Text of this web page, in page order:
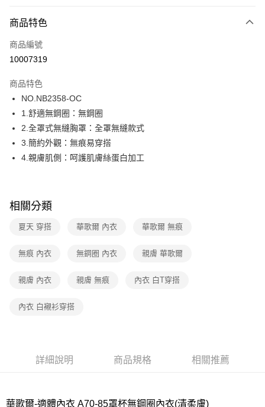
LINE Pay
街口支付
運送方式
全家取貨付款
每筆NT$80，滿NT$1,000(含以上)免運費
付款後全家取貨
每筆NT$80，滿NT$1,000(含以上)免運費
付款後7-11取貨
每筆NT$80，滿NT$1,000(含以上)免運費
離島
每筆NT$80，滿NT$1,000(含以上)免運費
商品特色
商品編號
10007319
商品特色
NO.NB2358-OC
1.舒適無鋼圈：無鋼圈
2.全罩式無縫胸罩：全罩無縫款式
3.簡約外觀：無痕易穿搭
4.親膚肌側：呵護肌膚絲蛋白加工
相關分類
夏天 穿搭 華歌爾 內衣 華歌爾 無痕
無痕 內衣 無鋼圈 內衣 親膚 華歌爾
親膚 內衣 親膚 無痕 內衣 白T穿搭
內衣 白襯衫穿搭
詳細說明 商品規格 相關推薦
華歌爾-適體內衣 A70-85罩杯無鋼圈內衣(清柔膚)